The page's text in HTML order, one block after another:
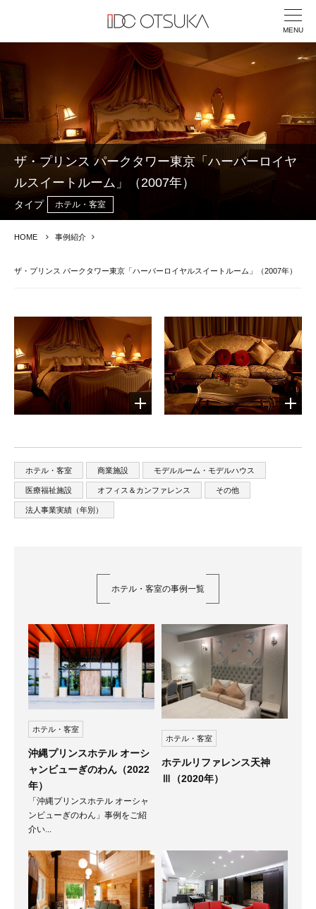
MENU
ザ・プリンス パークタワー東京「ハーバーロイヤ
ルスイートルーム」（2007年）
タイプ ホテル・客室
HOME 事例紹介
ザ・プリンス パークタワー東京「ハーバーロイヤルスイートルーム」（2007年）
ホテル・客室 商業施設 モデルルーム・モデルハウス
医療福祉施設 オフィス＆カンファレンス その他
法人事業実績（年別）
ホテル・客室の事例一覧
ホテル・客室
沖縄プリンスホテル オーシ
ャンビューぎのわん（2022
年）
「沖縄プリンスホテル オーシャ
ンビューぎのわん」事例をご紹
介い...
ホテル・客室
ホテルリファレンス天神
Ⅲ（2020年）